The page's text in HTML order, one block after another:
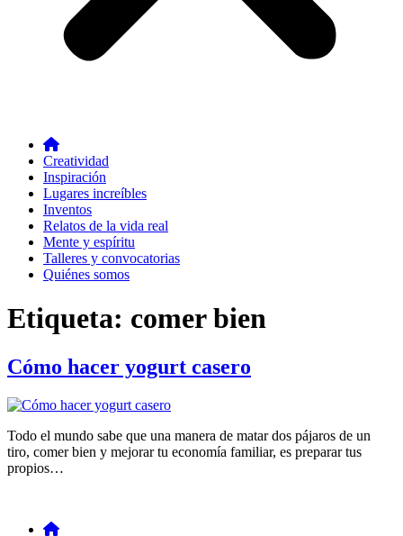
Creatividad
Inspiración
Lugares increíbles
Inventos
Relatos de la vida real
Mente y espíritu
Talleres y convocatorias
Quiénes somos
Etiqueta: comer bien
Cómo hacer yogurt casero
Todo el mundo sabe que una manera de matar dos pájaros de un
tiro, comer bien y mejorar tu economía familiar, es preparar tus
propios…